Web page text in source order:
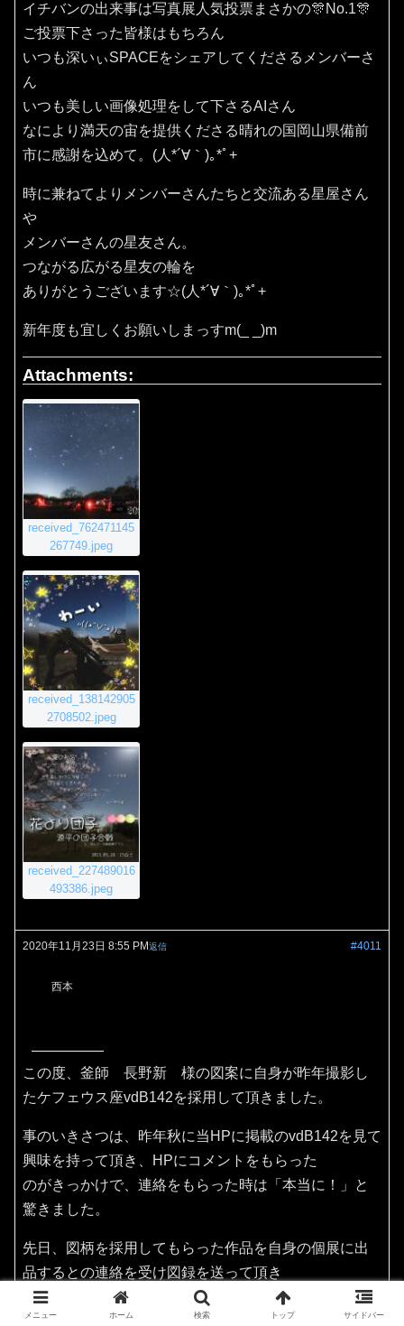
イチバンの出来事は写真展人気投票まさかの🎊No.1🎊
ご投票下さった皆様はもちろん
いつも深いぃSPACEをシェアしてくださるメンバーさ
ん
いつも美しい画像処理をして下さるAIさん
なにより満天の宙を提供くださる晴れの国岡山県備前
市に感謝を込めて。(⁠人⁠*⁠´⁠∀⁠｀⁠)⁠｡⁠*ﾟ⁠+
時に兼ねてよりメンバーさんたちと交流ある星屋さん
や
メンバーさんの星友さん。
つながる広がる星友の輪を
ありがとうございます☆(⁠人⁠*⁠´⁠∀⁠｀⁠)⁠｡⁠*ﾟ⁠+
新年度も宜しくお願いしまっすm(_ _)m
Attachments:
received_762471145
267749.jpeg
received_138142905
2708502.jpeg
received_227489016
493386.jpeg
2020年11月23日 8:55 PM #4011
返信
西本
この度、釜師 長野新 様の図案に自身が昨年撮影し
たケフェウス座vdB142を採用して頂きました。
事のいきさつは、昨年秋に当HPに掲載のvdB142を見て
興味を持って頂き、HPにコメントをもらった
のがきっかけで、連絡をもらった時は「本当に！」と
驚きました。
先日、図柄を採用してもらった作品を自身の個展に出
品するとの連絡を受け図録を送って頂き
その作品を見てビックリ！てっきり陶器作品だと思っ
ておりましたが、なんと和銑釜（茶の湯釜）でした。
メニュー ホーム 検索 トップ サイドバー